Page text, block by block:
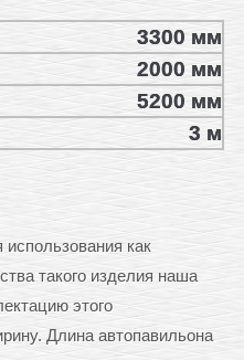
3300 мм
2000 мм
5200 мм
3 м
как
такого изделия наша
этого
Длина автопавильона